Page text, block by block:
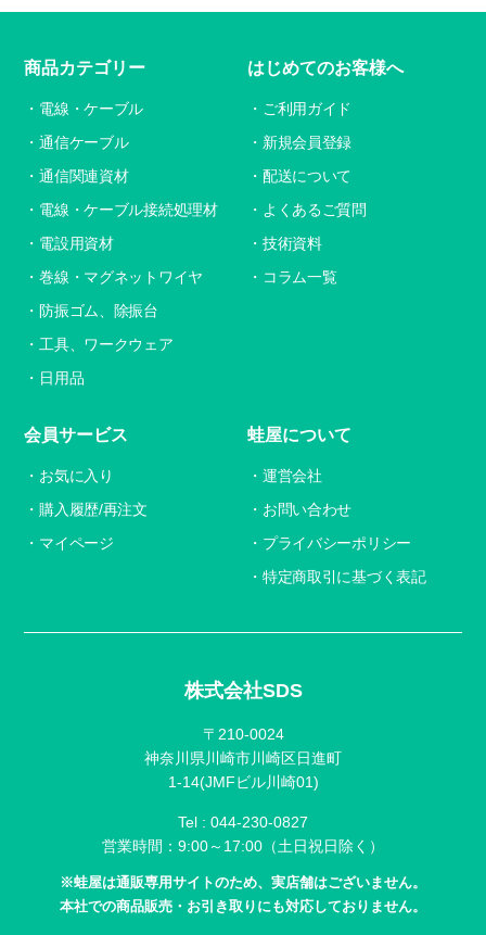
株式会社SDS
〒210-0024
神奈川県川崎市川崎区日進町
1-14(JMFビル川崎01)
Tel : 044-230-0827
営業時間：9:00～17:00（土日祝日除く）
※蛙屋は通販専用サイトのため、実店舗はございません。
本社での商品販売・お引き取りにも対応しておりません。
商品カテゴリー
電線・ケーブル
通信ケーブル
通信関連資材
電線・ケーブル接続処理材
電設用資材
巻線・マグネットワイヤ
防振ゴム、除振台
工具、ワークウェア
日用品
はじめてのお客様へ
ご利用ガイド
新規会員登録
配送について
よくあるご質問
技術資料
コラム一覧
会員サービス
お気に入り
購入履歴/再注文
マイページ
蛙屋について
運営会社
お問い合わせ
プライバシーポリシー
特定商取引に基づく表記